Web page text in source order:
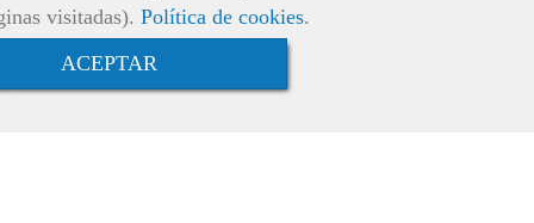
visitadas). Política de cookies.
ACEPTAR